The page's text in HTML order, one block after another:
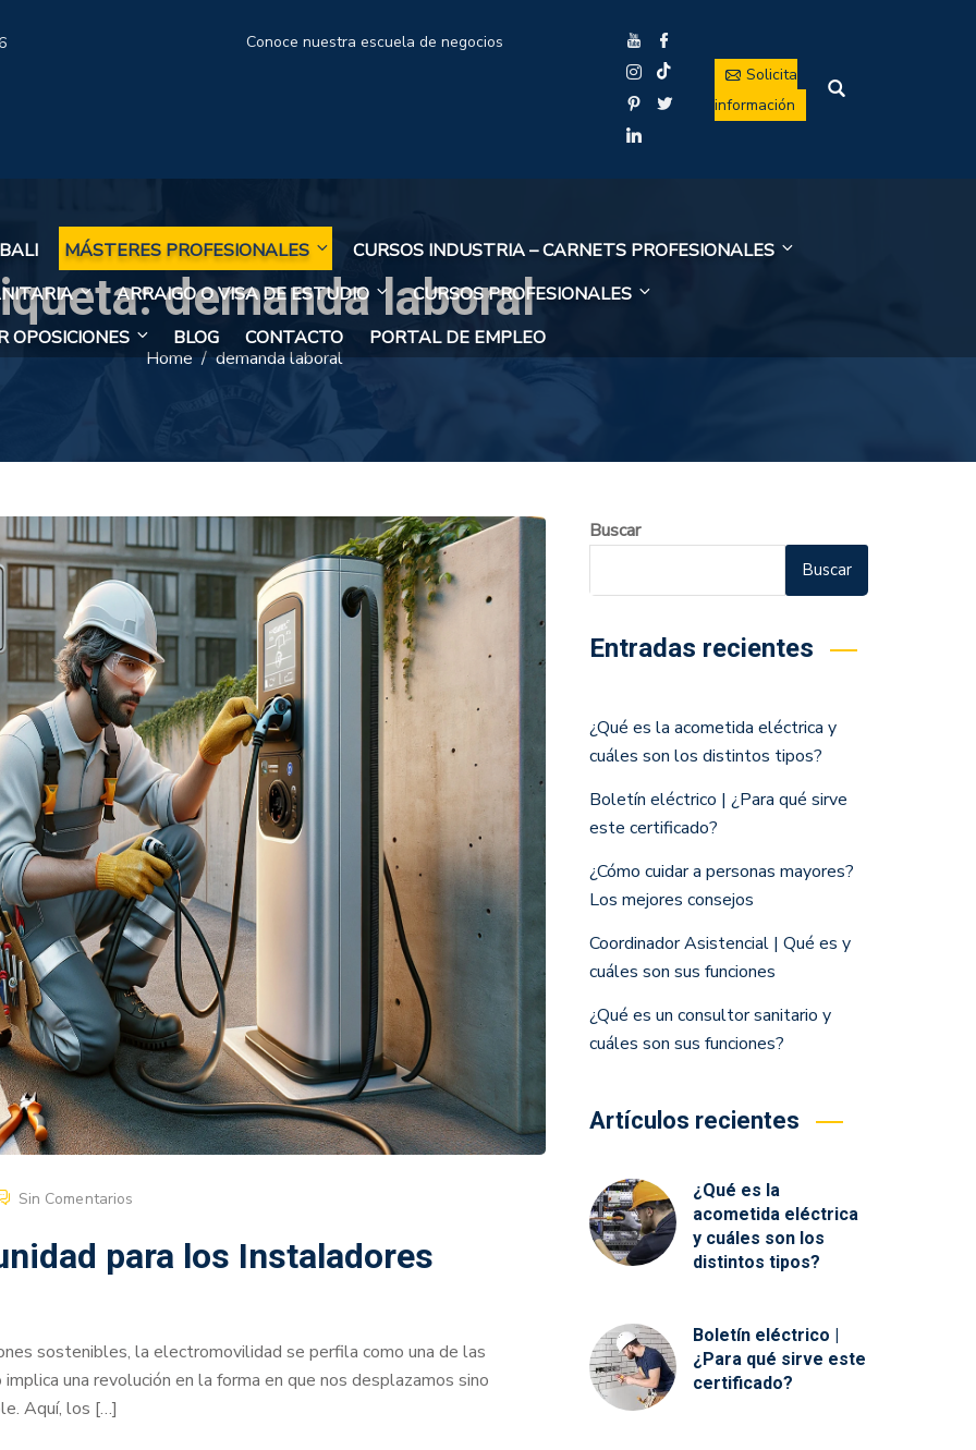
Conoce nuestra escuela de negocios
Solicita
información
MÁSTERES PROFESIONALES
CURSOS INDUSTRIA – CARNETS PROFESIONALES
ARRAIGO O VISA DE ESTUDIO
CURSOS PROFESIONALES
OPOSICIONES
BLOG CONTACTO PORTAL DE EMPLEO
demanda laboral
Home demanda laboral
Sin Comentarios
para los Instaladores
sostenibles, la electromovilidad se perfila como una de las
una revolución en la forma en que nos desplazamos sino
Aquí, los […]
Buscar
Buscar
Entradas recientes
¿Qué es la acometida eléctrica y
cuáles son los distintos tipos?
Boletín eléctrico | ¿Para qué sirve
este certificado?
¿Cómo cuidar a personas mayores?
Los mejores consejos
Coordinador Asistencial | Qué es y
cuáles son sus funciones
¿Qué es un consultor sanitario y
cuáles son sus funciones?
Artículos recientes
¿Qué es la
acometida eléctrica
y cuáles son los
distintos tipos?
Boletín eléctrico |
¿Para qué sirve este
certificado?